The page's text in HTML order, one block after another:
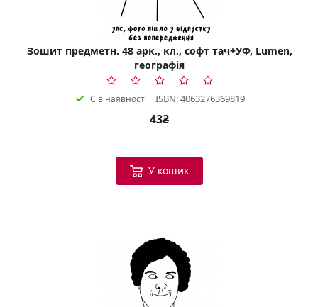
Зошит предметн. 48 арк., кл., софт тач+УФ, Lumen,
географія
Є в наявності ISBN: 4063276369819
43₴
У кошик